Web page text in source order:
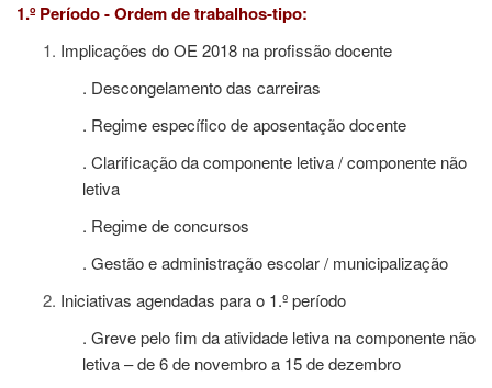
1.º Período - Ordem de trabalhos-tipo:
Implicações do OE 2018 na profissão docente
. Descongelamento das carreiras
. Regime específico de aposentação docente
. Clarificação da componente letiva / componente não
letiva
. Regime de concursos
. Gestão e administração escolar / municipalização
Iniciativas agendadas para o 1.º período
. Greve pelo fim da atividade letiva na componente não
letiva – de 6 de novembro a 15 de dezembro